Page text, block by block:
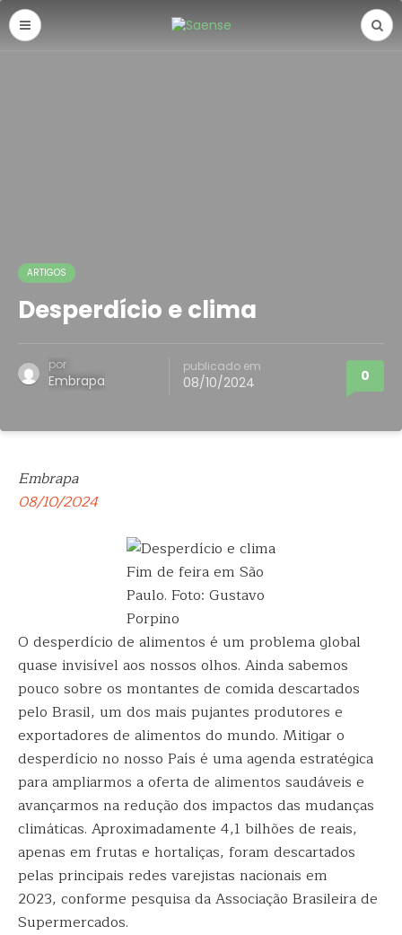
ARTIGOS
Desperdício e clima
por
Embrapa
publicado em
08/10/2024 0
Embrapa
08/10/2024
Fim de feira em São
Paulo. Foto: Gustavo
Porpino
O desperdício de alimentos é um problema global
quase invisível aos nossos olhos. Ainda sabemos
pouco sobre os montantes de comida descartados
pelo Brasil, um dos mais pujantes produtores e
exportadores de alimentos do mundo. Mitigar o
desperdício no nosso País é uma agenda estratégica
para ampliarmos a oferta de alimentos saudáveis e
avançarmos na redução dos impactos das mudanças
climáticas. Aproximadamente 4,1 bilhões de reais,
apenas em frutas e hortaliças, foram descartados
pelas principais redes varejistas nacionais em
2023, conforme pesquisa da Associação Brasileira de
Supermercados.